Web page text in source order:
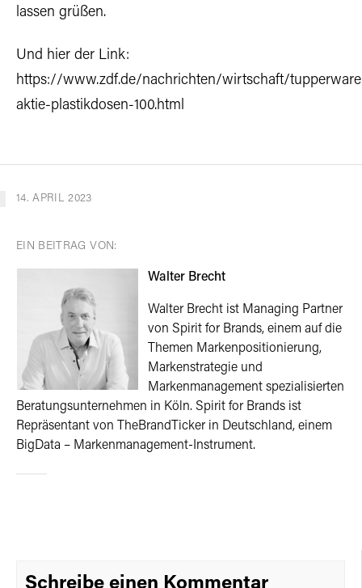
lassen grüßen.
Und hier der Link:
https://www.zdf.de/nachrichten/wirtschaft/
aktie-plastikdosen-100.html
14. APRIL 2023
EIN BEITRAG VON:
Walter Brecht
Walter Brecht ist Managing Partner
von Spirit for Brands, einem auf die
Themen Markenpositionierung,
Markenstrategie und
Markenmanagement spezialisierten
Beratungsunternehmen in Köln. Spirit for Brands ist
Repräsentant von TheBrandTicker in Deutschland, einem
BigData – Markenmanagement-Instrument.
Schreibe einen Kommentar